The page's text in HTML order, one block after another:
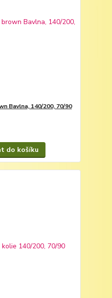
Bavlna, 140/200, 70/90
do košíku